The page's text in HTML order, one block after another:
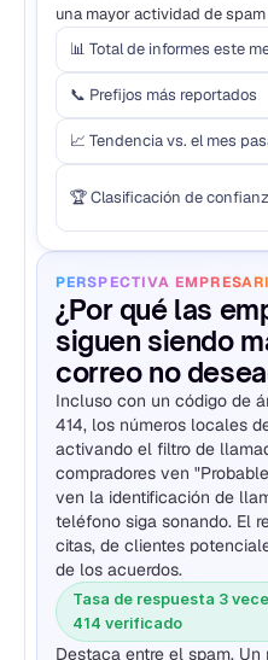
una mayor actividad de spam
📊 Total de informes este
📞 Prefijos más reportados
📈 Tendencia vs. el mes
🏆 Clasificación de
PERSPECTIVA
¿Por qué las
siguen siendo
correo no
Incluso con un código de
414, los números locales
activando el filtro de
compradores ven
ven la identificación de
teléfono siga sonando. El
citas, de clientes
de los acuerdos.
Tasa de respuesta 3
414 verificado
Destaca entre el spam.